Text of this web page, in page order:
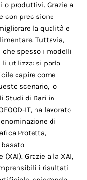
produttivi. Grazie a
con precisione
la qualità e
Tuttavia,
spesso i modelli
utilizza: si parla
capire come
scenario, lo
Studi di Bari in
IT, ha lavorato
di
Protetta,
Grazie alla XAI,
i risultati